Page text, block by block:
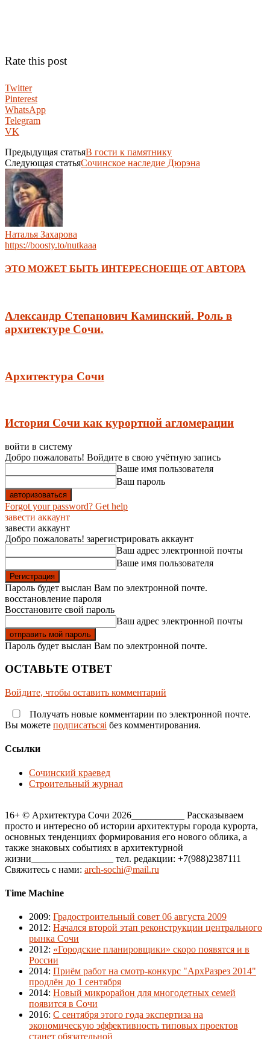
Rate this post
Twitter
Pinterest
WhatsApp
Telegram
VK
Предыдущая статьяВ гости к памятнику
Следующая статьяСочинское наследие Дюрэна
Наталья Захарова
https://boosty.to/nutkaaa
ЭТО МОЖЕТ БЫТЬ ИНТЕРЕСНОЕЩЕ ОТ АВТОРА
Александр Степанович Каминский. Роль в
архитектуре Сочи.
Архитектура Сочи
История Сочи как курортной агломерации
войти в систему
Добро пожаловать! Войдите в свою учётную запись
Ваше имя пользователя
Ваш пароль
Forgot your password? Get help
завести аккаунт
завести аккаунт
Добро пожаловать! зарегистрировать аккаунт
Ваш адрес электронной почты
Ваше имя пользователя
Пароль будет выслан Вам по электронной почте.
восстановление пароля
Восстановите свой пароль
Ваш адрес электронной почты
Пароль будет выслан Вам по электронной почте.
ОСТАВЬТЕ ОТВЕТ
Войдите, чтобы оставить комментарий
Получать новые комментарии по электронной почте.
Вы можете подписатьсяi без комментирования.
Ссылки
Сочинский краевед
Строительный журнал
16+ © Архитектура Сочи 2026___________ Рассказываем
просто и интересно об истории архитектуры города курорта,
основных тенденциях формирования его нового облика, а
также знаковых событиях в архитектурной
жизни_________________ тел. редакции: +7(988)2387111
Свяжитесь с нами: arch-sochi@mail.ru
Time Machine
2009: Градостроительный совет 06 августа 2009
2012: Начался второй этап реконструкции центрального
рынка Сочи
2012: «Городские планировщики» скоро появятся и в
России
2014: Приём работ на смотр-конкурс "АрхРазрез 2014"
продлён до 1 сентября
2014: Новый микрорайон для многодетных семей
появится в Сочи
2016: С сентября этого года экспертиза на
экономическую эффективность типовых проектов
станет обязательной